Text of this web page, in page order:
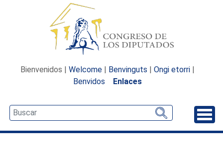
Bienvenidos | Welcome | Benvinguts | Ongi etorri |
Benvidos
Enlaces